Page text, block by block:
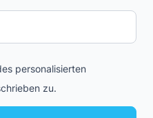
personalisierten
zu.